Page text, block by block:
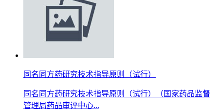
同名同方药研究技术指导原则（试行）
同名同方药研究技术指导原则（试行）（国家药品监督
管理局药品审评中心...